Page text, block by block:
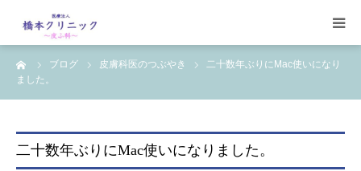
ブログ 皮膚科医のつぶやき
二十数年ぶりにMac使いになり
ました。
二十数年ぶりにMac使いになりました。
受診案内
設備